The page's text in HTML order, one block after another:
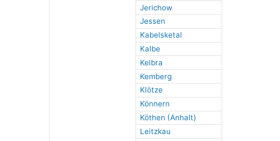
Jerichow
Jessen
Kabelsketal
Kalbe
Kelbra
Kemberg
Klötze
Könnern
Köthen (Anhalt)
Leitzkau